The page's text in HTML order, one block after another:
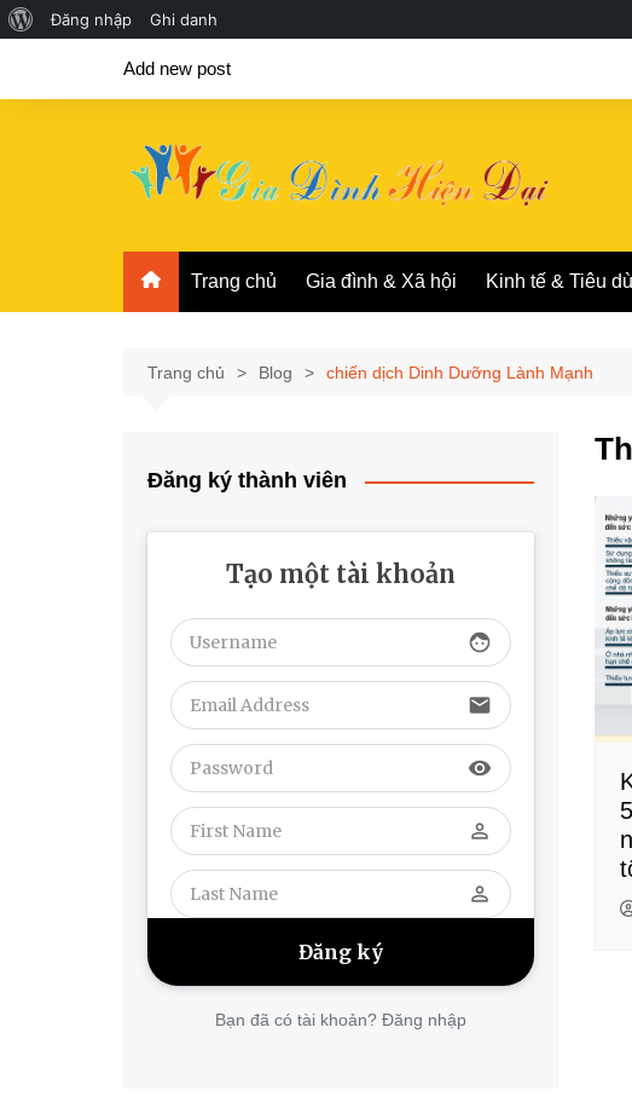
Giới
về
Đăng nhập Ghi danh
Add new post
Trang chủ Gia đình & Xã hội Kinh tế & Tiêu
Trang chủ Blog chiến dịch Dinh Dưỡng Lành Mạnh
Đăng ký thành viên
Tạo một tài khoản
face
email
visibility
perm_identity
perm_identity
Bạn đã có tài khoản? Đăng nhập